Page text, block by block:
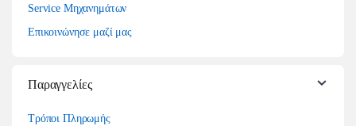
Service Μηχανημάτων
Επικοινώνησε μαζί μας
Παραγγελίες
Τρόποι Πληρωμής